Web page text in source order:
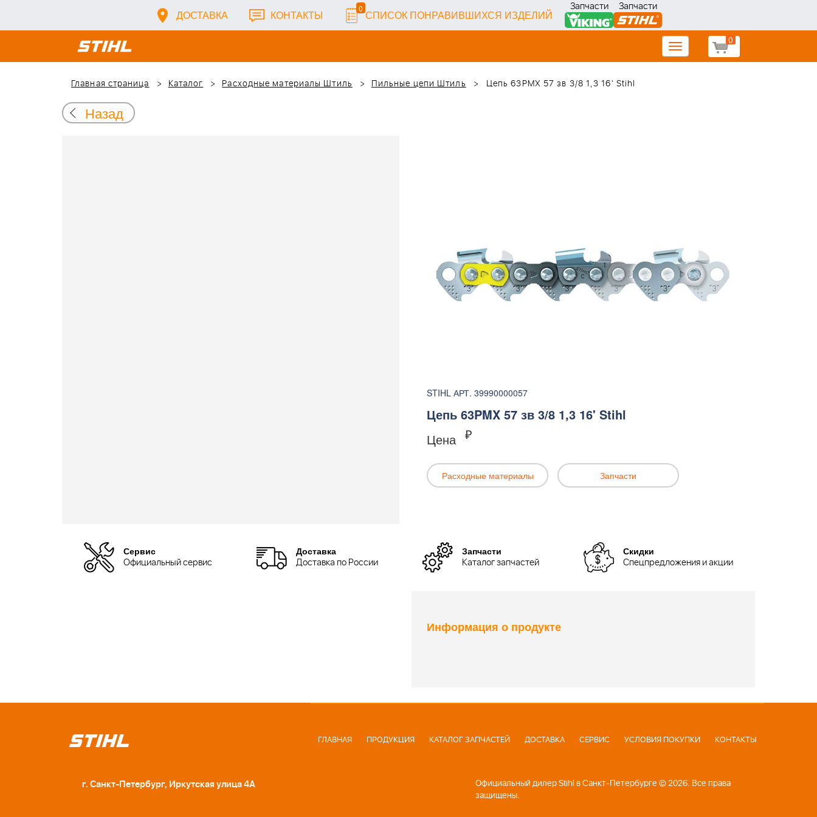
ДОСТАВКА КОНТАКТЫ 0 СПИСОК ПОНРАВИВШИХСЯ ИЗДЕЛИЙ
Запчасти Запчасти
0
Toggle
navigation
Главная страница
Каталог Расходные материалы Штиль Пильные цепи Штиль Цепь 63PMX 57 зв 3/8 1,3 16' Stihl
Назад
STIHL АРТ. 39990000057
Цепь 63PMX 57 зв 3/8 1,3 16' Stihl
Цена ₽
Расходные материалы Запчасти
Сервис
Официальный сервис
Доставка
Доставка по России
Запчасти
Каталог запчастей
Скидки
Спецпредложения и акции
Информация о продукте
ГЛАВНАЯ ПРОДУКЦИЯ КАТАЛОГ ЗАПЧАСТЕЙ ДОСТАВКА СЕРВИС УСЛОВИЯ ПОКУПКИ КОНТАКТЫ
г. Санкт-Петербург, Иркутская улица 4А
Официальный дилер Stihl в Санкт-Петербурге © 2026. Все права
защищены.